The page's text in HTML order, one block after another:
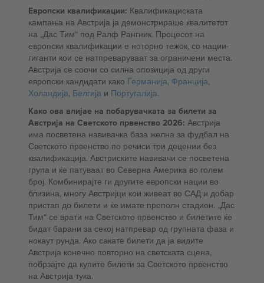
Европски квалификации: Квалификациската
кампања на Австрија ја демонстрираше квалитетот
на „Дас Тим“ под Ралф Рангник. Процесот на
европски квалификации е ноторно тежок, со нации-
гиганти кои се натпреваруваат за ограничени места.
Австрија се соочи со силна опозиција од други
европски кандидати како Германија, Франција,
Холандија, Белгија и Португалија.
Како ова влијае на побарувачката за билети за
Австрија на Светското првенство 2026: Австрија
има посветена навивачка база желна за фудбал на
Светското првенство по речиси три децении без
квалификација. Австриските навивачи се посветена
група и ќе патуваат во Северна Америка во голем
број. Комбинирајте ги другите европски нации во
близина, многу Австријци кои живеат во САД и добар
пристап до билети и ќе имате преполн стадион. „Дас
Тим“ се врати на Светското првенство и билетите ќе
бидат барани за секој натпревар од групната фаза и
нокаут рунда. Ако сакате билети да ја видите
Австрија конечно повторно на светската сцена,
побрзајте да купите билети за Светското првенство
на Австрија тука.